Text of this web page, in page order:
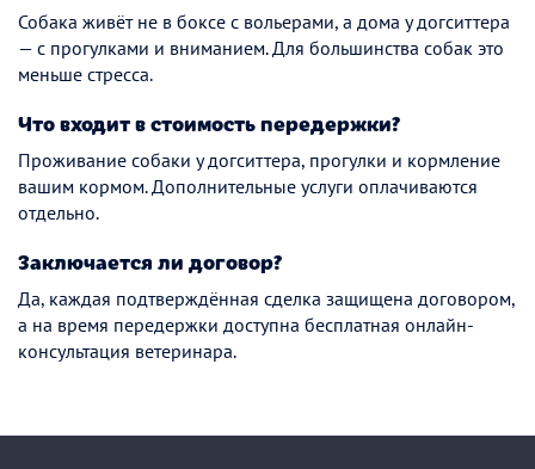
Собака живёт не в боксе с вольерами, а дома у догситтера
— с прогулками и вниманием. Для большинства собак это
меньше стресса.
Что входит в стоимость передержки?
Проживание собаки у догситтера, прогулки и кормление
вашим кормом. Дополнительные услуги оплачиваются
отдельно.
Заключается ли договор?
Да, каждая подтверждённая сделка защищена договором,
а на время передержки доступна бесплатная онлайн-
консультация ветеринара.